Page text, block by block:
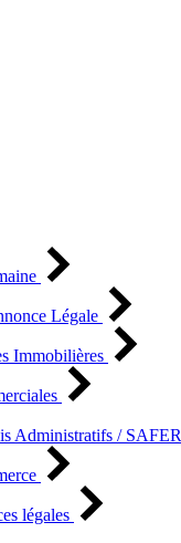
Légale
Immobilières
Administratifs / SAFER
légales